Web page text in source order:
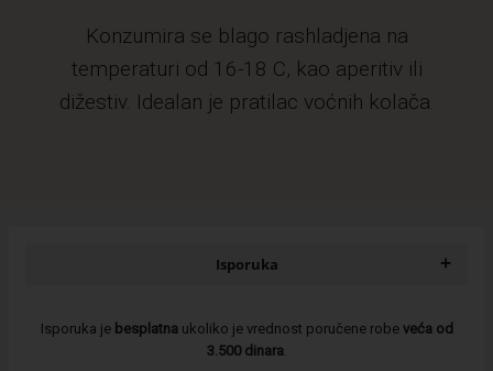
Konzumira se blago rashladjena na
temperaturi od 16-18 C, kao aperitiv ili
dižestiv. Idealan je pratilac voćnih kolača.
Isporuka +
Isporuka je besplatna ukoliko je vrednost poručene robe veća od
3.500 dinara.